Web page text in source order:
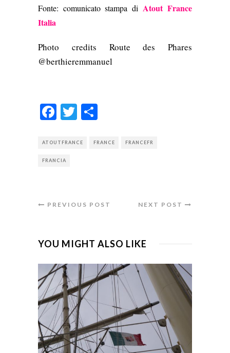
Fonte: comunicato stampa di Atout France
Italia
Photo credits Route des Phares
@berthieremmanuel
Facebook
Twitter
ATOUTFRANCE FRANCE FRANCEFR
FRANCIA
PREVIOUS POST NEXT POST
YOU MIGHT ALSO LIKE